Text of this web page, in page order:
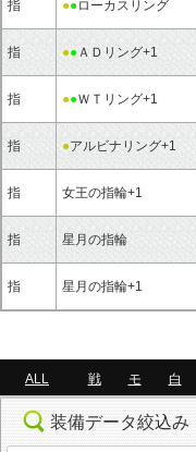
指 ●●ローカスリング
指 ●●ＡＤリング+1
指 ●●ＷＴリング+1
指 ●アルビナリング+1
指 女王の指輪+1
指 星月の指輪
指 星月の指輪+1
ALL 戦 モ 白
装備データ絞込み